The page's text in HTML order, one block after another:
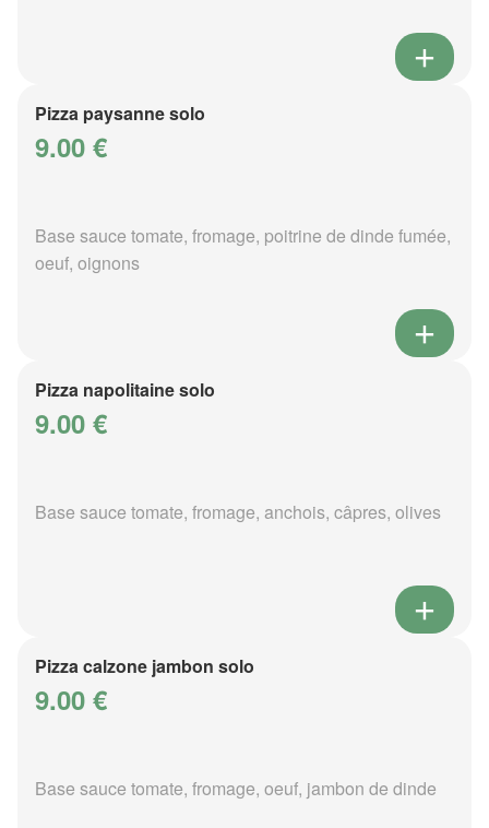
Pizza paysanne solo
9.00 €
Base sauce tomate, fromage, poitrine de dinde fumée,
oeuf, oignons
Pizza napolitaine solo
9.00 €
Base sauce tomate, fromage, anchois, câpres, olives
Pizza calzone jambon solo
9.00 €
Base sauce tomate, fromage, oeuf, jambon de dinde